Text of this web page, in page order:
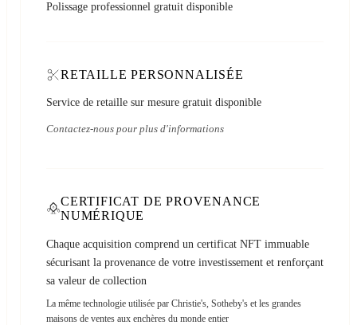
Polissage professionnel gratuit disponible
RETAILLE PERSONNALISÉE
Service de retaille sur mesure gratuit disponible
Contactez-nous pour plus d'informations
CERTIFICAT DE PROVENANCE
NUMÉRIQUE
Chaque acquisition comprend un certificat NFT immuable
sécurisant la provenance de votre investissement et renforçant
sa valeur de collection
La même technologie utilisée par Christie's, Sotheby's et les grandes
maisons de ventes aux enchères du monde entier